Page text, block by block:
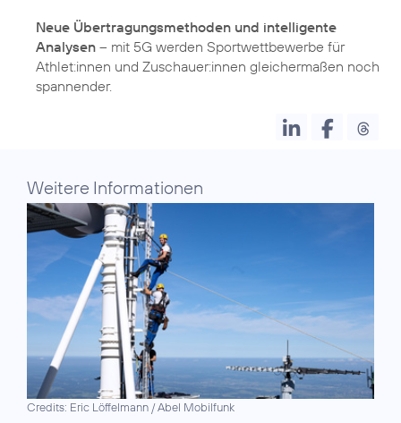
Neue Übertragungsmethoden und intelligente
Analysen – mit 5G werden Sportwettbewerbe für
Athlet:innen und Zuschauer:innen gleichermaßen noch
spannender.
Weitere Informationen
Credits: Eric Löffelmann / Abel Mobilfunk